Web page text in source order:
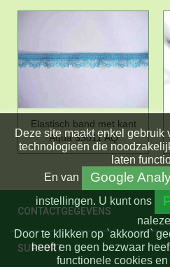
Elastisch band met kant
Aqua 33011 AQ
CONTACTGEGEVENS
SUPPORT
Deze site maakt enkel gebruik
technologieën die
laten
En van Google
instellingen. U kunt ons
Door te klikken op `akkoord`
heeft en geen bezwaar
functionele cookies